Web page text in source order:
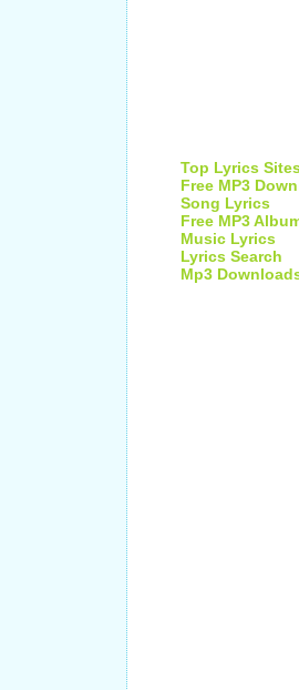
Top Lyrics
Free MP3
Song Lyrics
Free MP3
Music Lyrics
Lyrics Search
Mp3